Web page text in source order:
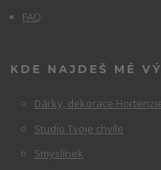
FAQ
KDE NAJDEŠ MÉ
Dárky, dekorace
Studio Tvoje chvíle
Smyslínek